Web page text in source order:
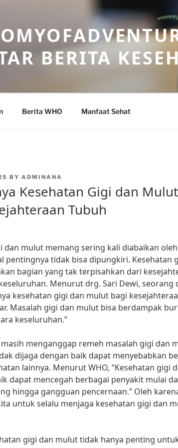
BERITA
Berita WHO Manfaat Sehat
BY ADMINANA
Kesehatan Gigi dan Mulut
Tubuh
dan mulut memang sering kali diabaikan
pentingnya tidak bisa dipungkiri. Kesehatan
bagian yang tak terpisahkan dari
Menurut drg. Sari Dewi, seorang
kesehatan gigi dan mulut bagi
Masalah gigi dan mulut bisa berdampak
keseluruhan.”
menganggap remeh masalah gigi dan
dijaga dengan baik dapat menyebabkan
lainnya. Menurut WHO, “Kesehatan gigi
dapat mencegah berbagai penyakit mulai
hingga gangguan pencernaan.” Oleh
untuk selalu menjaga kesehatan gigi dan
gigi dan mulut tidak hanya penting